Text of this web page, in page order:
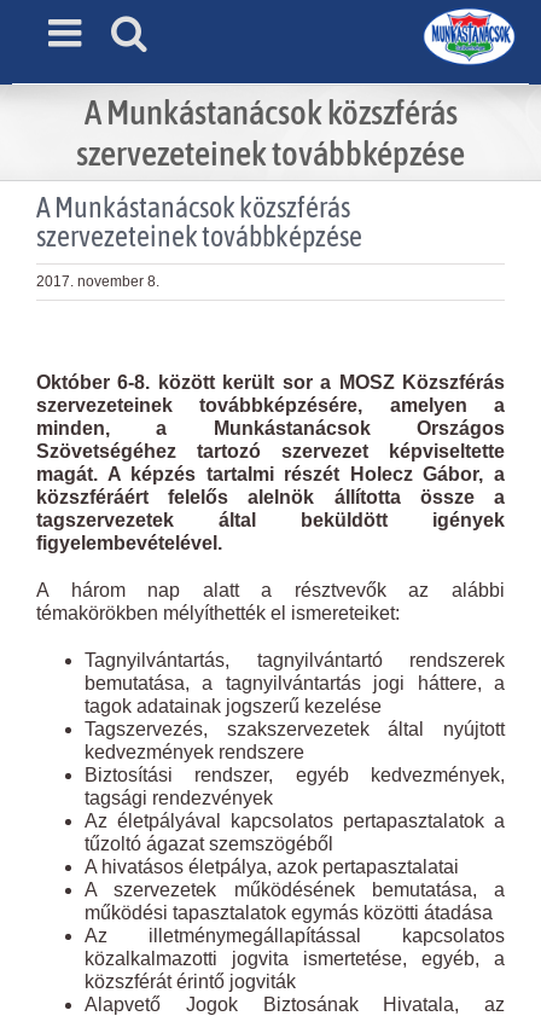
A Munkástanácsok közszférás
szervezeteinek továbbképzése
A Munkástanácsok közszférás
szervezeteinek továbbképzése
2017. november 8.
Image
Október 6-8. között került sor a MOSZ Közszférás
szervezeteinek továbbképzésére, amelyen a
minden, a Munkástanácsok Országos
Szövetségéhez tartozó szervezet képviseltette
magát. A képzés tartalmi részét Holecz Gábor, a
közszféráért felelős alelnök állította össze a
tagszervezetek által beküldött igények
figyelembevételével.
A három nap alatt a résztvevők az alábbi
témakörökben mélyíthették el ismereteiket:
Tagnyilvántartás, tagnyilvántartó rendszerek
bemutatása, a tagnyilvántartás jogi háttere, a
tagok adatainak jogszerű kezelése
Tagszervezés, szakszervezetek által nyújtott
kedvezmények rendszere
Biztosítási rendszer, egyéb kedvezmények,
tagsági rendezvények
Az életpályával kapcsolatos pertapasztalatok a
tűzoltó ágazat szemszögéből
A hivatásos életpálya, azok pertapasztalatai
A szervezetek működésének bemutatása, a
működési tapasztalatok egymás közötti átadása
Az illetménymegállapítással kapcsolatos
közalkalmazotti jogvita ismertetése, egyéb, a
közszférát érintő jogviták
Alapvető Jogok Biztosának Hivatala, az